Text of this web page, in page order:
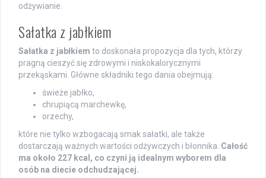
odżywianie.
Sałatka z jabłkiem
Sałatka z jabłkiem to doskonała propozycja dla tych, którzy
pragną cieszyć się zdrowymi i niskokalorycznymi
przekąskami. Główne składniki tego dania obejmują:
świeże jabłko,
chrupiącą marchewkę,
orzechy,
które nie tylko wzbogacają smak sałatki, ale także
dostarczają ważnych wartości odżywczych i błonnika. Całość
ma około 227 kcal, co czyni ją idealnym wyborem dla
osób na diecie odchudzającej.